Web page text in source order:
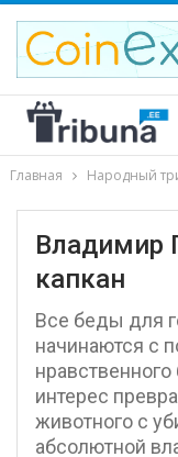
Главная Народный
Владимир
капкан
Все беды для
начинаются с
интерес
животного с
абсолютной